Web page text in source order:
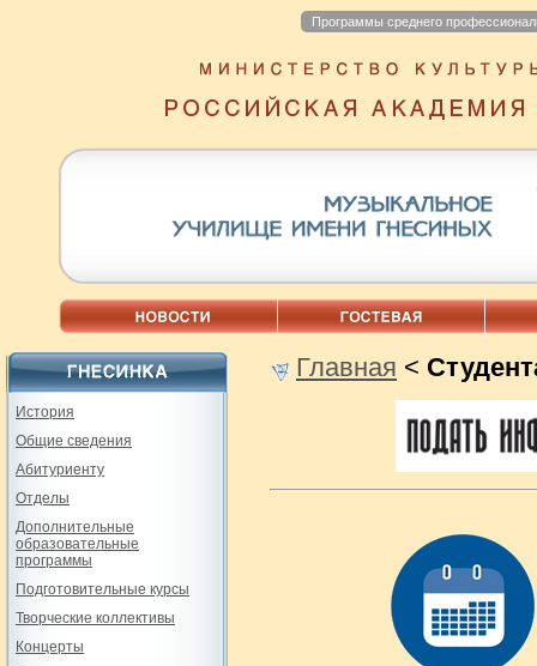
Программы среднего
История
Общие сведения
Абитуриенту
Отделы
Дополнительные
образовательные
программы
Подготовительные курсы
Творческие коллективы
Концерты
Главная <